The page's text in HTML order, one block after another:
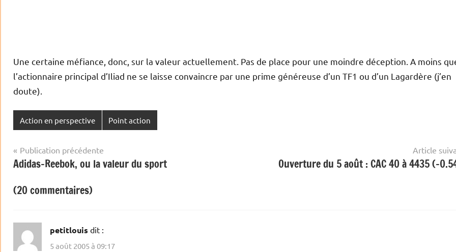
Une certaine méfiance, donc, sur la valeur actuellement. Pas de place pour une moindre déception. A moins
l’actionnaire principal d’Iliad ne se laisse convaincre par une prime généreuse d’un TF1 ou d’un Lagardère (j’en
doute).
Action en perspective Point action
Navigation
de
l’article
Publication précédente
Adidas-Reebok, ou la valeur du sport
Article
Ouverture du 5 août : CAC 40 à 4435 (-
(20 commentaires)
petitlouis dit :
5 août 2005 à 09:17